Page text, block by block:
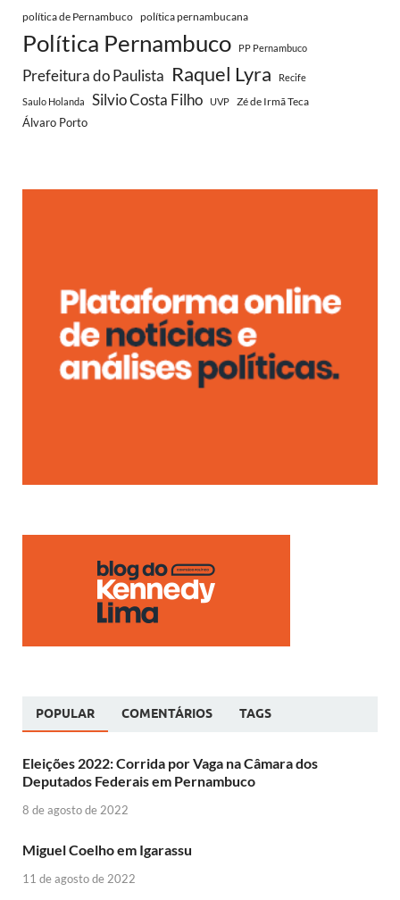
política de Pernambuco política pernambucana
Política Pernambuco PP Pernambuco
Prefeitura do Paulista Raquel Lyra Recife
Saulo Holanda Silvio Costa Filho UVP Zé de Irmã Teca
Álvaro Porto
POPULAR COMENTÁRIOS TAGS
Eleições 2022: Corrida por Vaga na Câmara dos
Deputados Federais em Pernambuco
8 de agosto de 2022
Miguel Coelho em Igarassu
11 de agosto de 2022